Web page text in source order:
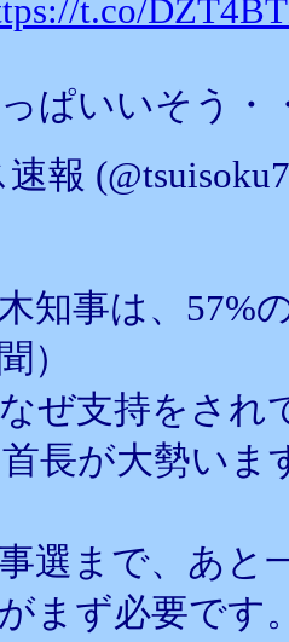
t.co/
ぱいいそう・
報
知事は、57%
）
ぜ支持をされ
長が大勢いま
選まで、あと
まず必要です